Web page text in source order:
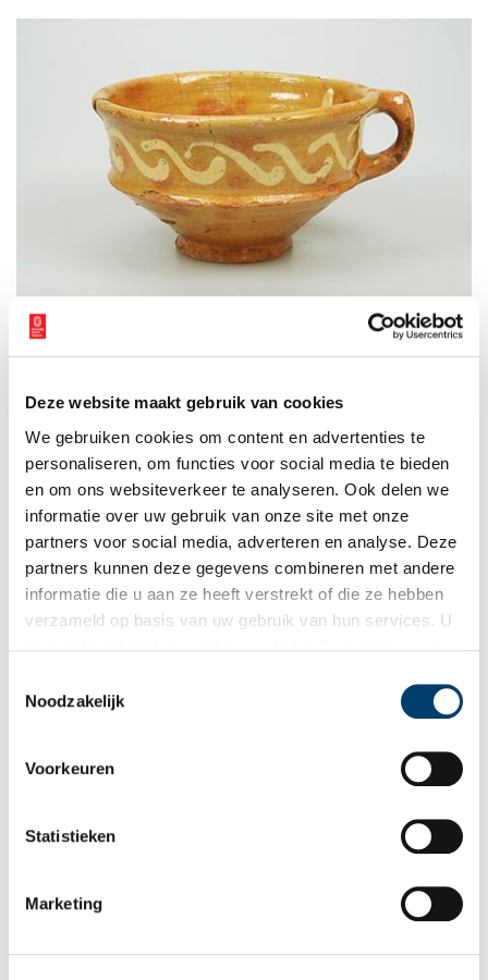
Deze website maakt gebruik van cookies
We gebruiken cookies om content en advertenties te
personaliseren, om functies voor social media te bieden
en om ons websiteverkeer te analyseren. Ook delen we
informatie over uw gebruik van onze site met onze
partners voor social media, adverteren en analyse. Deze
partners kunnen deze gegevens combineren met andere
informatie die u aan ze heeft verstrekt of die ze hebben
verzameld op basis van uw gebruik van hun services. U
Noodzakelijk
Voorkeuren
Statistieken
Marketing
Kop van roodbakkend aardewerk met loodglazuur en slibversiering uit de periode
1675-1725. Bron: Huis van Hilde, inventarisnummer: 4445-01.
Een waterput die korter in gebruik is geweest, van 1600 tot 1650,
bestond ook uit een ton van eikenhout, maar had geen bakstenen
bovendeel. Hier was een laag van zand en enkele brokken veen
aangebracht, waarschijnlijk om het water te filteren. Onder de ton
lag een plank met daarop een kleilaag met bakstenen. Ook bij
deze waterput lijkt het erop dat er een bouwoffer is geplaatst.
Onder de plank lag namelijk weer een aantal vondsten,
waaronder twee complete hoefijzers, een pikhaak (gebruikt om
graan mee te rollen), en een aardewerken grape (kookpot). Alle
vondsten waren nog helemaal compleet en niet kapot. Ze zijn dus